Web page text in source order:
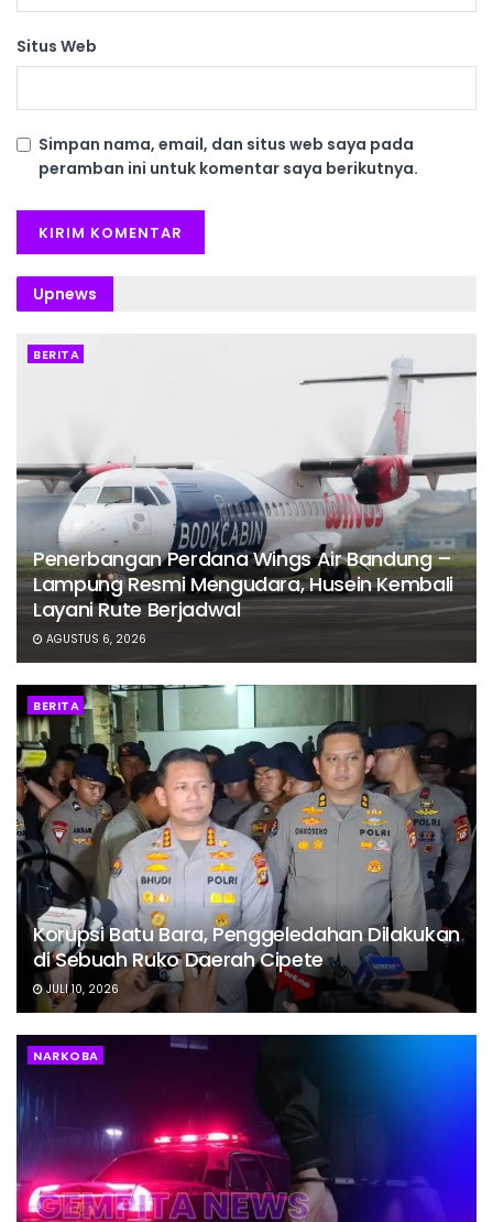
Situs Web
Simpan nama, email, dan situs web saya pada
peramban ini untuk komentar saya berikutnya.
Upnews
BERITA
Penerbangan Perdana Wings Air Bandung –
Lampung Resmi Mengudara, Husein Kembali
Layani Rute Berjadwal
AGUSTUS 6, 2026
BERITA
Korupsi Batu Bara, Penggeledahan Dilakukan
di Sebuah Ruko Daerah Cipete
JULI 10, 2026
NARKOBA